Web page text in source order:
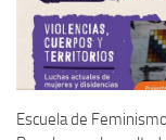
Escuela de